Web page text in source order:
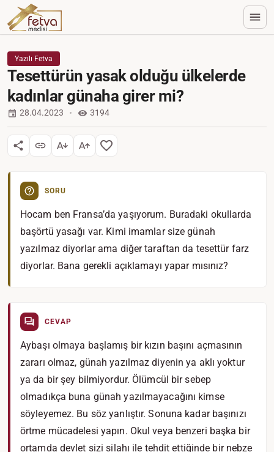
Yazılı Fetva
Tesettürün yasak olduğu ülkelerde
kadınlar günaha girer mi?
28.04.2023 3194
SORU
Hocam ben Fransa’da yaşıyorum. Buradaki okullarda
başörtü yasağı var. Kimi imamlar size günah
yazılmaz diyorlar ama diğer taraftan da tesettür farz
diyorlar. Bana gerekli açıklamayı yapar mısınız?
CEVAP
Aybaşı olmaya başlamış bir kızın başını açmasının
zararı olmaz, günah yazılmaz diyenin ya aklı yoktur
ya da bir şey bilmiyordur. Ölümcül bir sebep
olmadıkça buna günah yazılmayacağını kimse
söyleyemez. Bu söz yanlıştır. Sonuna kadar başınızı
örtme mücadelesi yapın. Okul veya benzeri başka bir
ortamda devlet sizi silahı ile tehdit ettiğinde bir nebze